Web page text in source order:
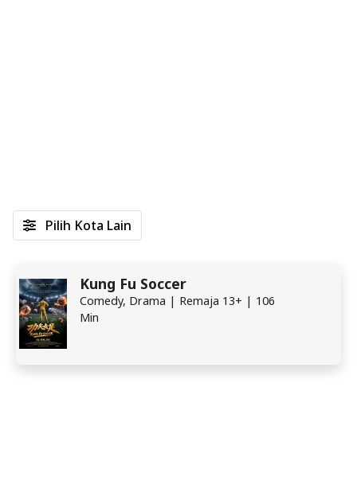
Kung Fu Soccer
Comedy, Drama | Remaja 13+ | 106
Min
Pilih Kota Lain